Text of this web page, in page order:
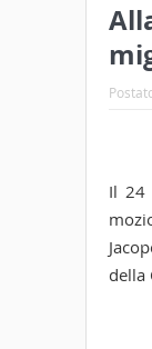
Il 24
della